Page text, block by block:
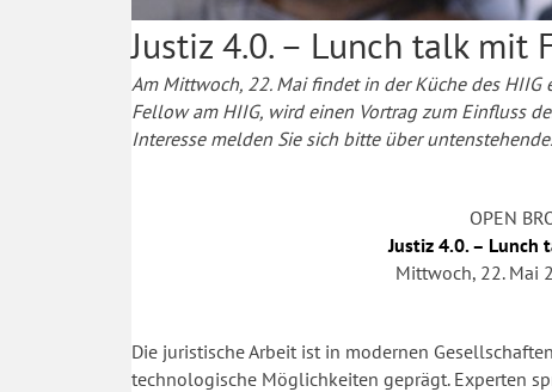
Justiz 4.0. – Lunch talk mit
Am Mittwoch, 22. Mai findet in der Küche des
Fellow am HIIG, wird einen Vortrag zum Einfluss
Interesse melden Sie sich bitte über
OPEN
Justiz 4.0. – Lunch
Mittwoch, 22. Mai
Die juristische Arbeit ist in modernen
technologische Möglichkeiten geprägt. Experten